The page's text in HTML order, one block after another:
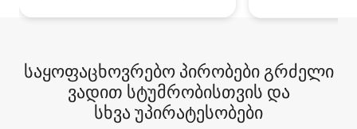
საყოფაცხოვრებო პირობები გრძელი
ვადით სტუმრობისთვის და
სხვა უპირატესობები